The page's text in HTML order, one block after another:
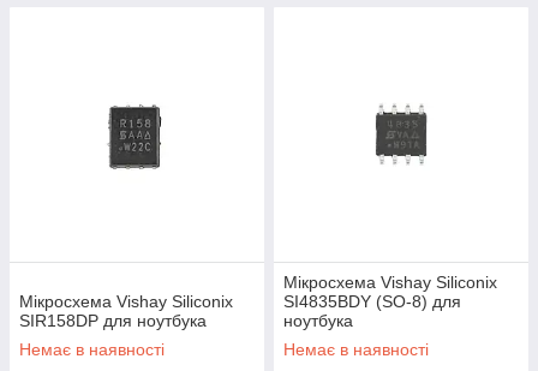
Мiкросхема Vishay Siliconix
SIR158DP для ноутбука
Немає в наявності
Мікросхема Vishay Siliconix
SI4835BDY (SO-8) для
ноутбука
Немає в наявності